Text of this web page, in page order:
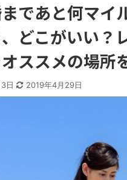
まであと何マ
どこがいい？
ススメの場所
日 2019年4月29日